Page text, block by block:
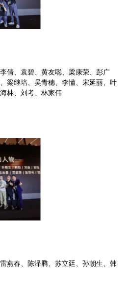
倩、袁碧、黄友聪、梁康荣、彭广
梁继培、吴青穗、李懂、宋延丽、叶
林、刘考、林家伟
燕春、陈泽腾、苏立廷、孙朝生、韩